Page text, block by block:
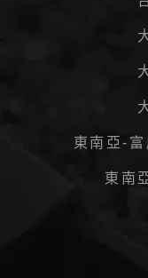
東南亞-
東南